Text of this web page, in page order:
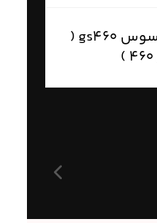
کمک فنر جلو لکسوس gs۴۶۰ (